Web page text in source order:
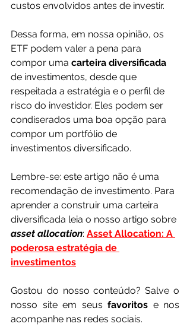
custos envolvidos antes de investir.
Dessa forma, em nossa opinião, os
ETF podem valer a pena para
compor uma carteira diversificada
de investimentos, desde que
respeitada a estratégia e o perfil de
risco do investidor. Eles podem ser
condiserados uma boa opção para
compor um portfólio de
investimentos diversificado.
Lembre-se: este artigo não é uma
recomendação de investimento. Para
aprender a construir uma carteira
diversificada leia o nosso artigo sobre
asset allocation: Asset Allocation: A
poderosa estratégia de
investimentos
Gostou do nosso conteúdo? Salve o
nosso site em seus favoritos e nos
acompanhe nas redes sociais.